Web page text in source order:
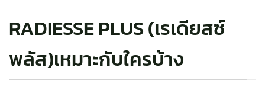
RADIESSE PLUS (เรเดียสซ์
พลัส)เหมาะกับใครบ้าง